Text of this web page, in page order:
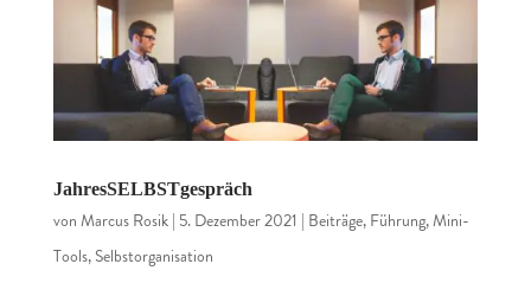
JahresSELBSTgespräch
von Marcus Rosik| 5. Dezember 2021 | Beiträge, Führung,Mini-
Tools, Selbstorganisation